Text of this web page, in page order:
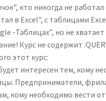
кто никогда не
в Excel”, с таблицами
-Таблицах”, но не
Курс не содержит
этот курс:
интересен тем, кому
Предприниматели,
кому необходимо вести